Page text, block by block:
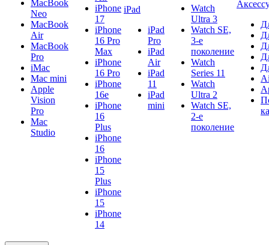
MacBook
Neo
MacBook
Air
MacBook
Pro
iMac
Mac mini
Apple
Vision
Pro
Mac
Studio
iPhone
17
iPhone
16 Pro
Max
iPhone
16 Pro
iPhone
16e
iPhone
16
Plus
iPhone
16
iPhone
15
Plus
iPhone
15
iPhone
14
iPad
iPad
Pro
iPad
Air
iPad
11
iPad
mini
Watch
Ultra 3
Watch SE,
3-е
поколение
Watch
Series 11
Watch
Ultra 2
Watch SE,
2-е
поколение